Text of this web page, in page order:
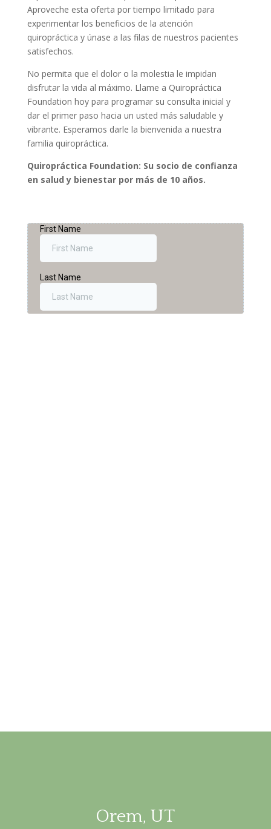
Aproveche esta oferta por tiempo limitado para
experimentar los beneficios de la atención
quiropráctica y únase a las filas de nuestros pacientes
satisfechos.
No permita que el dolor o la molestia le impidan
disfrutar la vida al máximo. Llame a Quiropráctica
Foundation hoy para programar su consulta inicial y
dar el primer paso hacia un usted más saludable y
vibrante. Esperamos darle la bienvenida a nuestra
familia quiropráctica.
Quiropráctica Foundation: Su socio de confianza
en salud y bienestar por más de 10 años.
Orem, UT